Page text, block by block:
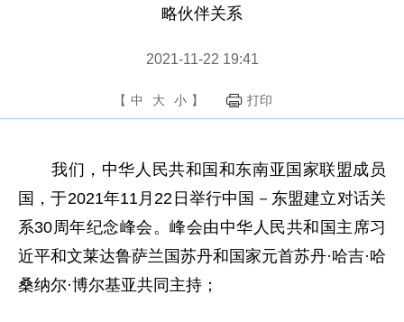
略伙伴关系
2021-11-22 19:41
【 中 大 小 】 打印
我们，中华人民共和国和东南亚国家联盟成员
国，于2021年11月22日举行中国－东盟建立对话关
系30周年纪念峰会。峰会由中华人民共和国主席习
近平和文莱达鲁萨兰国苏丹和国家元首苏丹·哈吉·哈
桑纳尔·博尔基亚共同主持；